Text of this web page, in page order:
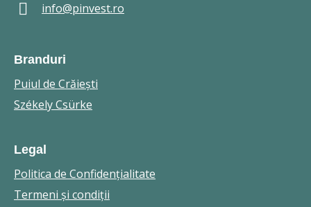
info@pinvest.ro
Branduri
Puiul de Crăieşti
Székely Csürke
Legal
Politica de Confidenţialitate
Termeni şi condiţii